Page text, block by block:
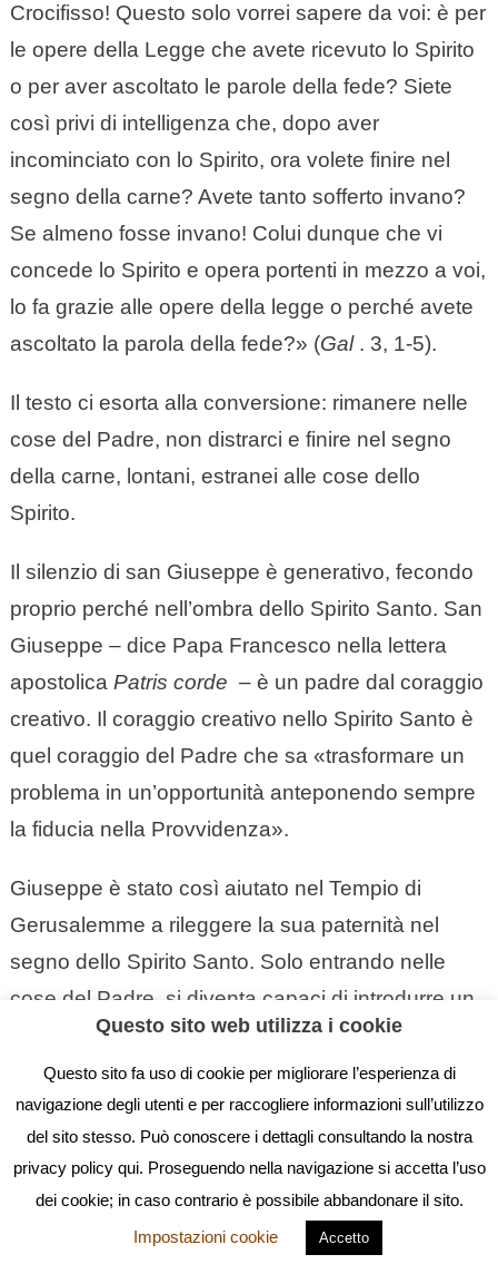
Crocifisso! Questo solo vorrei sapere da voi: è per
le opere della Legge che avete ricevuto lo Spirito
o per aver ascoltato le parole della fede? Siete
così privi di intelligenza che, dopo aver
incominciato con lo Spirito, ora volete finire nel
segno della carne? Avete tanto sofferto invano?
Se almeno fosse invano! Colui dunque che vi
concede lo Spirito e opera portenti in mezzo a voi,
lo fa grazie alle opere della legge o perché avete
ascoltato la parola della fede?» (Gal. 3, 1-5).
Il testo ci esorta alla conversione: rimanere nelle
cose del Padre, non distrarci e finire nel segno
della carne, lontani, estranei alle cose dello
Spirito.
Il silenzio di san Giuseppe è generativo, fecondo
proprio perché nell’ombra dello Spirito Santo. San
Giuseppe – dice Papa Francesco nella lettera
apostolica Patris corde – è un padre dal coraggio
creativo. Il coraggio creativo nello Spirito Santo è
quel coraggio del Padre che sa «trasformare un
problema in un’opportunità anteponendo sempre
la fiducia nella Provvidenza».
Giuseppe è stato così aiutato nel Tempio di
Gerusalemme a rileggere la sua paternità nel
segno dello Spirito Santo. Solo entrando nelle
cose del Padre, si diventa capaci di introdurre un
figlio nella storia dove Dio è protagonista. L’essere
nelle cose del Padre ci allontana da ogni sterile
protagonismo.
Sì, se non entriamo da padri nel segreto dello
Spirito rischiamo di essere padri protagonisti.
L’assenza dello Spirito non favorisce lo spazio
Questo sito web utilizza i cookie
Questo sito fa uso di cookie per migliorare l’esperienza di
navigazione degli utenti e per raccogliere informazioni sull’utilizzo
del sito stesso. Può conoscere i dettagli consultando la nostra
privacy policy qui. Proseguendo nella navigazione si accetta l’uso
dei cookie; in caso contrario è possibile abbandonare il sito.
Impostazioni cookie
Accetto